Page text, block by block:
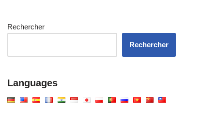
Rechercher
Rechercher
Languages